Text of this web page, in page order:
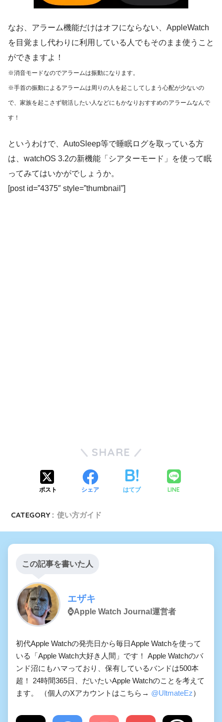
なお、アラーム機能だけはオフにならない、AppleWatch
を目覚まし代わりに利用している人でもそのまま使うこと
ができますよ！
※消音モードなのでアラームは振動になります。
※手首の振動によるアラームは周りの人を起こしてしまう心配が少ないの
で、家族を起こさず朝活したい人などにもかなりおすすめのアラームなんで
す！
というわけで、AutoSleep等で睡眠ログを取っている方
は、watchOS 3.2の新機能「シアターモード」を使って眠
ってみてはいかがでしょうか。
[post id=”4375″ style=”thumbnail”]
SHARE
ポスト シェア はてブ LINE
CATEGORY : 使い方ガイド
この記事を書いた人
エザキ
⌚️Apple Watch Journal運営者
初代Apple Watchの発売日から毎日Apple Watchを使って
いる「Apple Watch大好き人間」です！ Apple Watchのバ
ンド沼にもハマっており、保有しているバンドは500本
超！ 24時間365日、だいたいApple Watchのことを考えて
ます。 （個人のXアカウントはこちら→ @UltmateEz）